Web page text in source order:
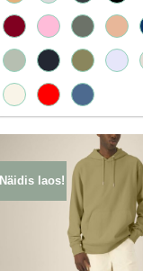
Näidis laos!